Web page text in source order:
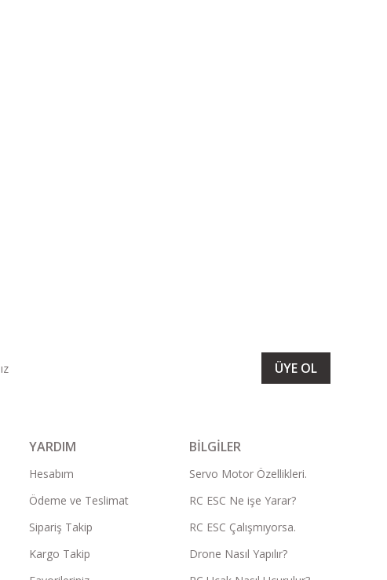
ÜYE OL
YARDIM
Hesabım
Ödeme ve Teslimat
Sipariş Takip
Kargo Takip
BİLGİLER
Servo Motor Özellikleri.
RC ESC Ne işe Yarar?
RC ESC Çalışmıyorsa.
Drone Nasıl Yapılır?